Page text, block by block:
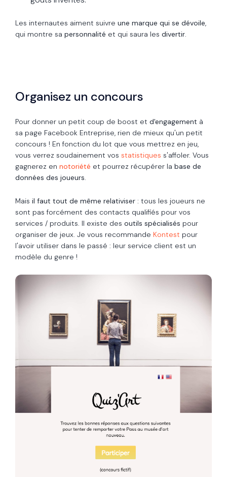
Les internautes aiment suivre une marque qui se dévoile
qui montre sa personnalité et qui saura les divertir
Organisez un concours
Pour donner un petit coup de boost et d'engagement à
sa page Facebook Entreprise, rien de mieux qu'un petit
concours ! En fonction du lot que vous mettrez en jeu,
vous verrez soudainement vos statistiques s'affoler. Vous
gagnerez en notoriété et pourrez récupérer la base de
données des joueurs.
Mais il faut tout de même relativiser : tous les joueurs ne
sont pas forcément des contacts qualifiés pour vos
services / produits. Il existe des outils spécialisés pour
organiser de jeux. Je vous recommande Kontest pour
l'avoir utiliser dans le passé : leur service client est un
modèle du genre !